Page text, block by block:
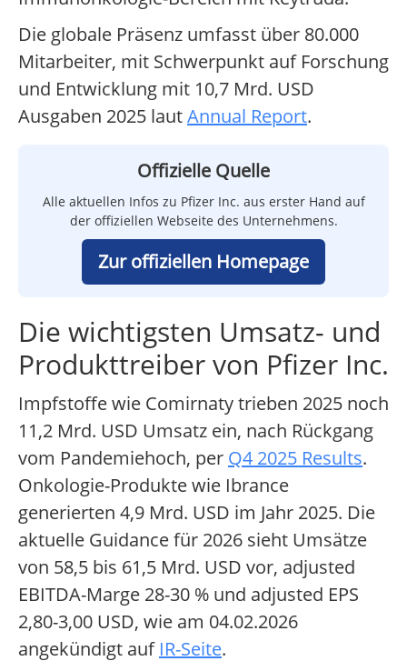
Die globale Präsenz umfasst über 80.000
Mitarbeiter, mit Schwerpunkt auf Forschung
und Entwicklung mit 10,7 Mrd. USD
Ausgaben 2025 lautAnnual Report.
Offizielle Quelle
Alle aktuellen Infos zu Pfizer Inc. aus erster Hand auf
der offiziellen Webseite des Unternehmens.
Zur offiziellen Homepage
Die wichtigsten Umsatz- und
Produkttreiber von Pfizer Inc.
Impfstoffe wie Comirnaty trieben 2025 noch
11,2 Mrd. USD Umsatz ein, nach Rückgang
vom Pandemiehoch, per Q4 2025 Results.
Onkologie-Produkte wie Ibrance
generierten 4,9 Mrd. USD im Jahr 2025. Die
aktuelle Guidance für 2026 sieht Umsätze
von 58,5 bis 61,5 Mrd. USD vor, adjusted
EBITDA-Marge 28-30 % und adjusted EPS
2,80-3,00 USD, wie am 04.02.2026
angekündigt auf IR-Seite.